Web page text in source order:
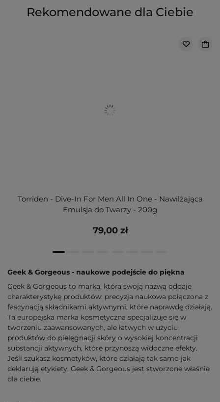
Rekomendowane dla Ciebie
Torriden - Dive-In For Men All In One - Nawilżająca
Emulsja do Twarzy - 200g
79,00 zł
Geek & Gorgeous - naukowe podejście do piękna
Geek & Gorgeous to marka, która swoją nazwą oddaje
charakterystykę produktów: precyzja naukowa połączona z
fascynacją składnikami aktywnymi, które naprawdę działają.
Ta europejska marka kosmetyczna specjalizuje się w
tworzeniu zaawansowanych, ale łatwych w użyciu
produktów do pielęgnacji skóry o wysokiej koncentracji
substancji aktywnych, które przynoszą widoczne efekty.
Jeśli szukasz kosmetyków, które działają tak samo jak
deklarują etykiety, Geek & Gorgeous jest stworzone właśnie
dla ciebie.